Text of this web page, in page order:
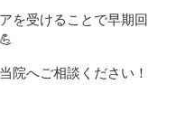
を受けることで早期回
院へご相談ください！